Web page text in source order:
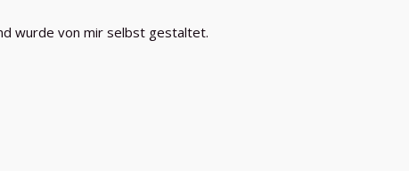
wurde von mir selbst gestaltet.